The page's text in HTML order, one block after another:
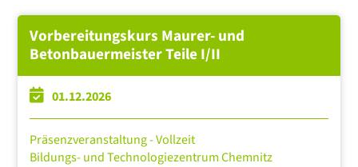
Vorbereitungskurs Maurer- und
Betonbauermeister Teile I/II
01.12.2026
Präsenzveranstaltung - Vollzeit
Bildungs- und Technologiezentrum Chemnitz